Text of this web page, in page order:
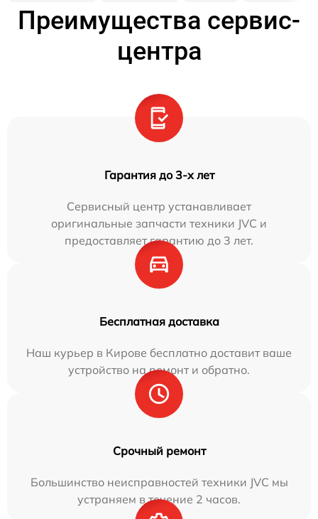
Преимущества сервис-
центра
Гарантия до 3-х лет
Сервисный центр устанавливает
оригинальные запчасти техники JVC и
предоставляет гарантию до 3 лет.
Бесплатная доставка
Наш курьер в Кирове бесплатно доставит ваше
устройство на ремонт и обратно.
Срочный ремонт
Большинство неисправностей техники JVC мы
устраняем в течение 2 часов.